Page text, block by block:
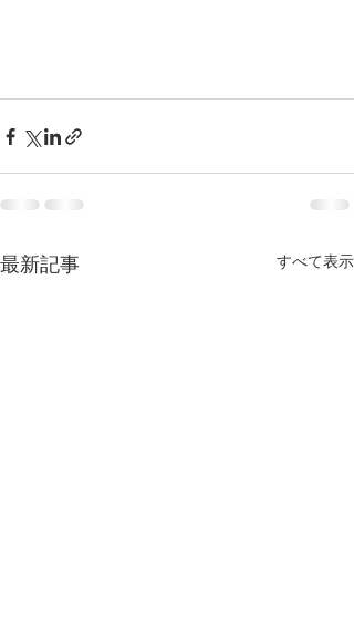
最新記事 すべて表示